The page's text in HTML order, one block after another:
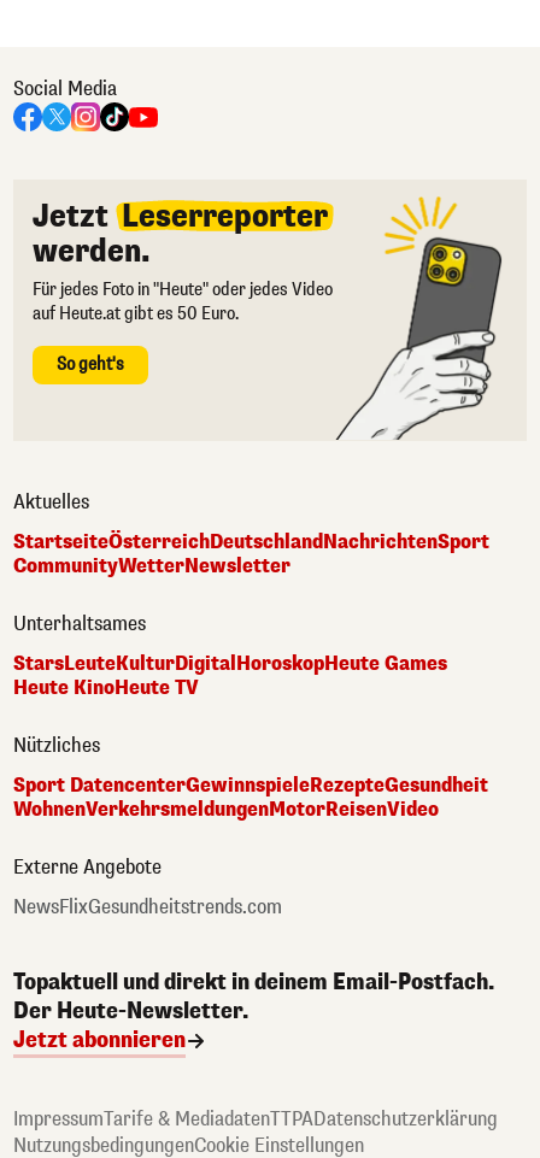
Social Media
Jetzt Leserreporter
werden.
Für jedes Foto in "Heute" oder jedes Video
auf Heute.at gibt es 50 Euro.
So geht's
Aktuelles
StartseiteÖsterreichDeutschlandNachrichtenSport
CommunityWetterNewsletter
Unterhaltsames
StarsLeuteKulturDigitalHoroskopHeute Games
Heute KinoHeute TV
Nützliches
Sport DatencenterGewinnspieleRezepteGesundheit
WohnenVerkehrsmeldungenMotorReisenVideo
Externe Angebote
NewsFlixGesundheitstrends.com
Topaktuell und direkt in deinem Email-Postfach.
Der Heute-Newsletter.
Jetzt abonnieren
ImpressumTarife & MediadatenTTPADatenschutzerklärung
NutzungsbedingungenCookie Einstellungen